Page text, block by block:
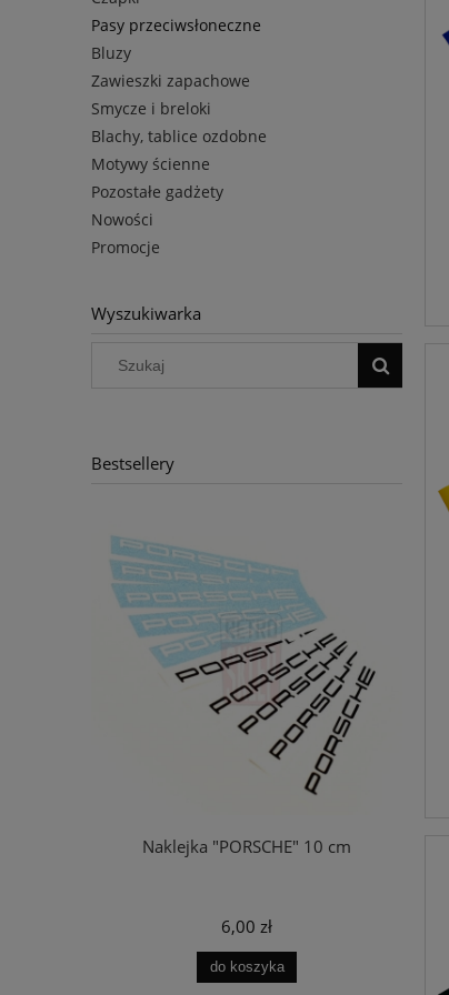
Pasy przeciwsłoneczne
Bluzy
Zawieszki zapachowe
Smycze i breloki
Blachy, tablice ozdobne
Motywy ścienne
Pozostałe gadżety
Nowości
Promocje
Wyszukiwarka
Bestsellery
Naklejka "PORSCHE" 10 cm
6,00 zł
do koszyka